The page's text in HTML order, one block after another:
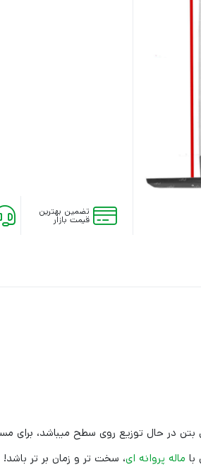
تضمین بهترین
قیمت بازار
حال توزیع روی سطح میباشد، برای مسطح
ماله پروانه ای، سخت تر و زمان بر تر